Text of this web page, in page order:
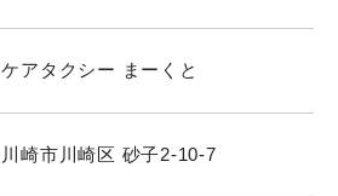
ケアタクシー まーくと
川崎市川崎区 砂子2-10-7